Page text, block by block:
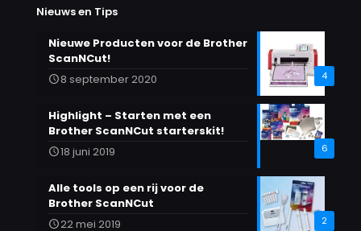
gekozen
worden
productpagina
Nieuws en Tips
4
Nieuwe Producten voor de Brother
ScanNCut!
8 september 2020
6
Highlight – Starten met een
Brother ScanNCut starterskit!
18 juni 2019
2
Alle tools op een rij voor de
Brother ScanNCut
22 mei 2019